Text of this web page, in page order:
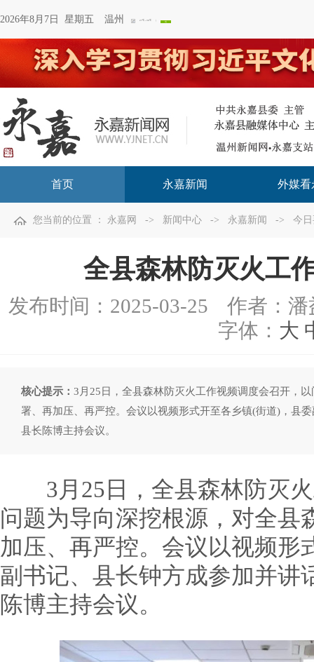
2026年8月7日 星期五 温州
首页 永嘉新闻 外媒看
您当前的位置 ： 永嘉网 -> 新闻中心 -> 永嘉新闻 -> 今
全县森林防灭火工
发布时间： 2025-03-25
作者：潘
字体： 大
核心提示： 3月25日，全县森林防灭火工作视频调度会召开，
署、再加压、再严控。会议以视频形式开至各乡镇(街道)，县
县长陈博主持会议。
3月25日，全县森林防灭火
问题为导向深挖根源，对全县
加压、再严控。会议以视频形
副书记、县长钟方成参加并讲
陈博主持会议。